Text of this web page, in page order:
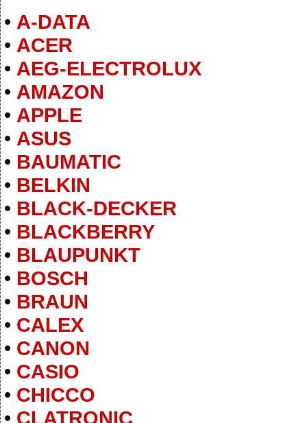
• A-DATA
• ACER
• AEG-ELECTROLUX
• AMAZON
• APPLE
• ASUS
• BAUMATIC
• BELKIN
• BLACK-DECKER
• BLACKBERRY
• BLAUPUNKT
• BOSCH
• BRAUN
• CALEX
• CANON
• CASIO
• CHICCO
• CLATRONIC